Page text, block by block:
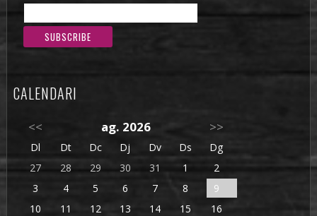
CALENDARI
<< ag. 2026 >>
Dl Dt Dc Dj Dv Ds
Dg
27
28 29 30 31 1
2
3
4 5 6 7 8
9
10
11 12 13 14 15
16